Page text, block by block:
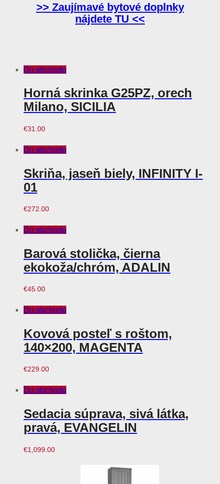
>> Zaujímavé bytové doplnky
nájdete TU <<
Do obchodu
Horná skrinka G25PZ, orech
Milano, SICILIA
€31.00
Do obchodu
Skriňa, jaseň biely, INFINITY I-
01
€272.00
Do obchodu
Barová stolička, čierna
ekokoža/chróm, ADALIN
€45.00
Do obchodu
Kovová posteľ s roštom,
140×200, MAGENTA
€229.00
Do obchodu
Sedacia súprava, sivá látka,
pravá, EVANGELIN
€1,099.00